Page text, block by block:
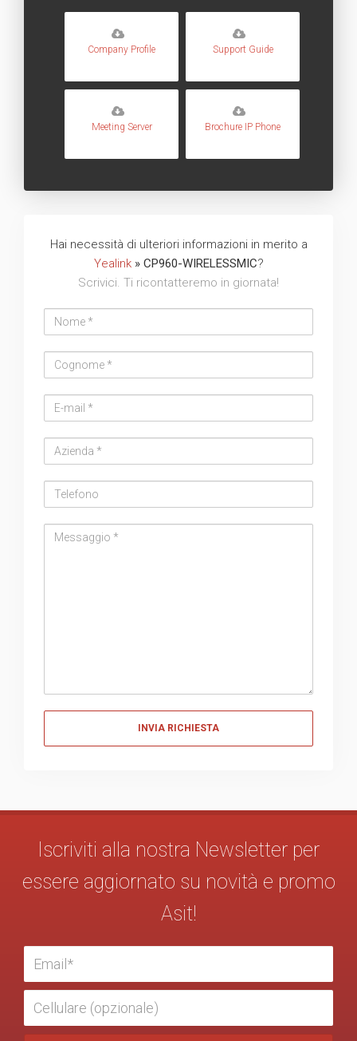
Company Profile Support Guide
Meeting Server Brochure IP Phone
Hai necessità di ulteriori informazioni in merito a
Yealink» CP960-WIRELESSMIC?
Scrivici. Ti ricontatteremo in giornata!
address
Iscriviti alla nostra Newsletter per
essere aggiornato su novità e promo
Asit!